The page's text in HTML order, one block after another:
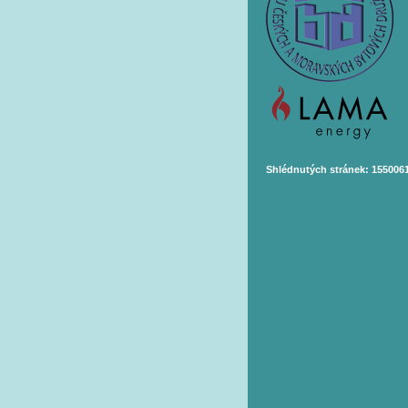
Shlédnutých stránek: